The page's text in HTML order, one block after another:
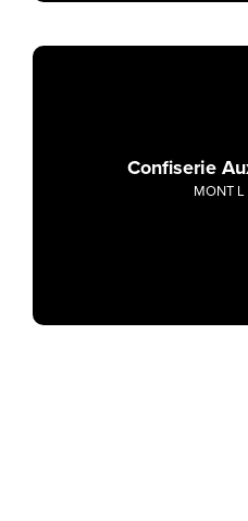
Confiserie
MONT L